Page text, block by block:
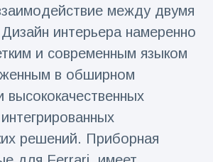
в
лет
из
запуска
из
161
между двумя
интерьера намеренно
и современным языком
в обширном
высококачественных
решений. Приборная